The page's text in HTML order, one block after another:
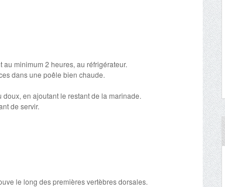
minimum 2 heures, au réfrigérateur.
dans une poêle bien chaude.
en ajoutant le restant de la marinade.
de servir.
le long des premières vertèbres dorsales.